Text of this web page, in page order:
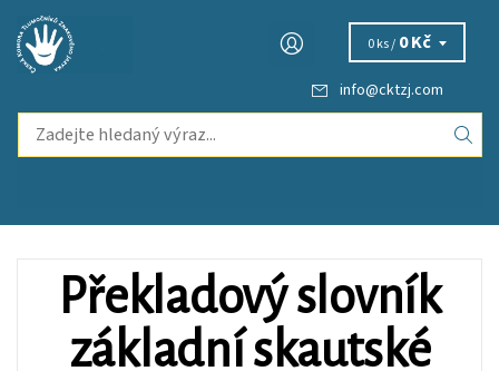
info@cktzj.com
0 ks / 0 Kč
Překladový slovník
základní skautské